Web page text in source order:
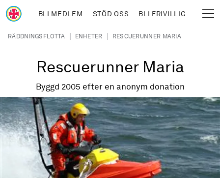
Hoppa till huvudinnehåll
BLI MEDLEM STÖD OSS BLI FRIVILLIG
Länkstig
RÄDDNINGSFLOTTA | ENHETER | RESCUERUNNER MARIA
Rescuerunner Maria
Byggd 2005 efter en anonym donation